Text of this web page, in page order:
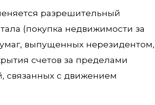
разрешительный
(покупка недвижимости за
выпущенных нерезидентом,
счетов за пределами
связанных с движением